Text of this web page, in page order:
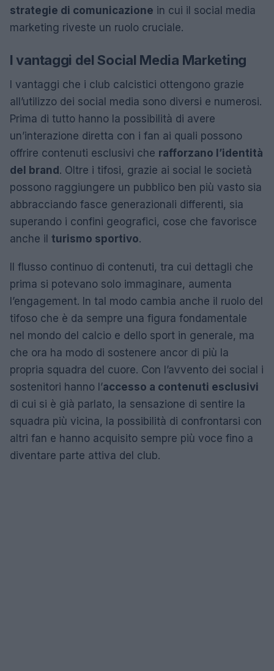
strategie di comunicazione in cui il social media
marketing riveste un ruolo cruciale.
I vantaggi del Social Media Marketing
I vantaggi che i club calcistici ottengono grazie
all’utilizzo dei social media sono diversi e numerosi.
Prima di tutto hanno la possibilità di avere
un’interazione diretta con i fan ai quali possono
offrire contenuti esclusivi che rafforzano l’identità
del brand. Oltre i tifosi, grazie ai social le società
possono raggiungere un pubblico ben più vasto sia
abbracciando fasce generazionali differenti, sia
superando i confini geografici, cose che favorisce
anche il turismo sportivo.
Il flusso continuo di contenuti, tra cui dettagli che
prima si potevano solo immaginare, aumenta
l’engagement. In tal modo cambia anche il ruolo del
tifoso che è da sempre una figura fondamentale
nel mondo del calcio e dello sport in generale, ma
che ora ha modo di sostenere ancor di più la
propria squadra del cuore. Con l’avvento dei social i
sostenitori hanno l’accesso a contenuti esclusivi
di cui si è già parlato, la sensazione di sentire la
squadra più vicina, la possibilità di confrontarsi con
altri fan e hanno acquisito sempre più voce fino a
diventare parte attiva del club.